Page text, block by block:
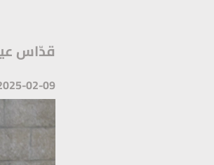
قدّاس
02-09